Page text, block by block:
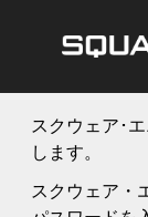
スクウェア･
します。
スクウェア・